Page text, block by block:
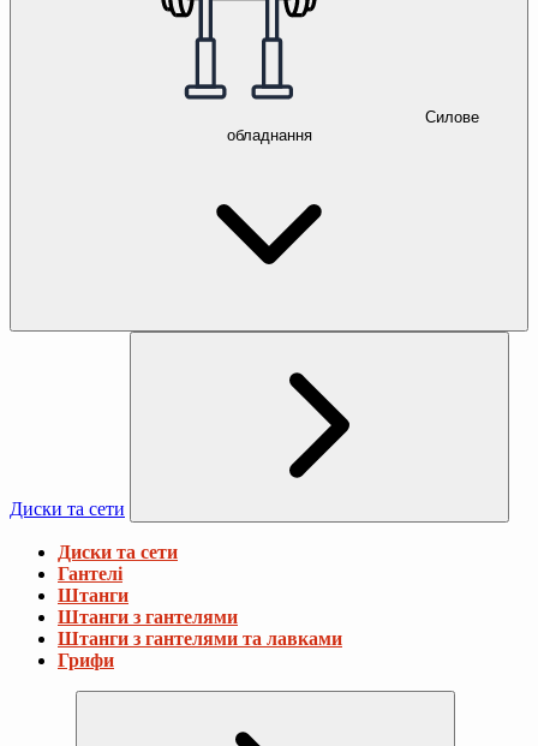
Силове
обладнання
Диски та сети
Диски та сети
Гантелі
Штанги
Штанги з гантелями
Штанги з гантелями та лавками
Грифи